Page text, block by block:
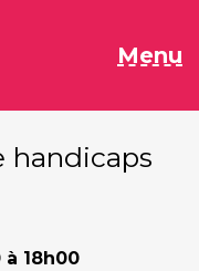
Menu
handicaps
à 18h00